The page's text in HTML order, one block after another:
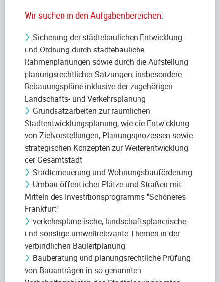
Wir suchen in den Aufgabenbereichen:
Sicherung der städtebaulichen Entwicklung
und Ordnung durch städtebauliche
Rahmenplanungen sowie durch die Aufstellung
planungsrechtlicher Satzungen, insbesondere
Bebauungspläne inklusive der zugehörigen
Landschafts- und Verkehrsplanung
Grundsatzarbeiten zur räumlichen
Stadtentwicklungsplanung, wie die Entwicklung
von Zielvorstellungen, Planungsprozessen sowie
strategischen Konzepten zur Weiterentwicklung
der Gesamtstadt
Stadterneuerung und Wohnungsbauförderung
Umbau öffentlicher Plätze und Straßen mit
Mitteln des Investitionsprogramms "Schöneres
Frankfurt"
verkehrsplanerische, landschaftsplanerische
und sonstige umweltrelevante Themen in der
verbindlichen Bauleitplanung
Bauberatung und planungsrechtliche Prüfung
von Bauanträgen in so genannten